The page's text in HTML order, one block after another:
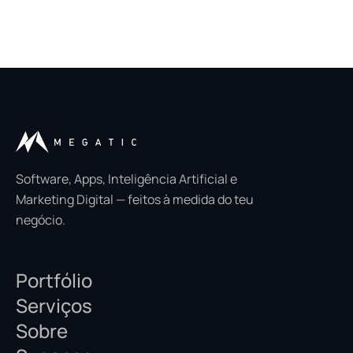
Software, Apps, Inteligência Artificial e
Marketing Digital — feitos à medida do teu
negócio.
Portfólio
Serviços
Sobre